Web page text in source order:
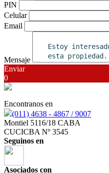
PIN
Celular
Email
Mensaje
Enviar
0
Encontranos en
(011) 4638 - 4867 / 9007
Montiel 5116/18 CABA
CUCICBA Nº 3545
Seguinos en
Asociados con